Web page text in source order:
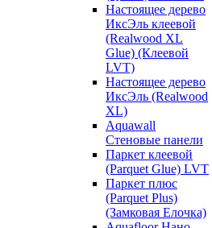
Настоящее дерево
ИксЭль клеевой
(Realwood XL
Glue) (Клеевой
LVT)
Настоящее дерево
ИксЭль (Realwood
XL)
Aquawall
Стеновые панели
Паркет клеевой
(Parquet Glue) LVT
Паркет плюс
(Parquet Plus)
(Замковая Елочка)